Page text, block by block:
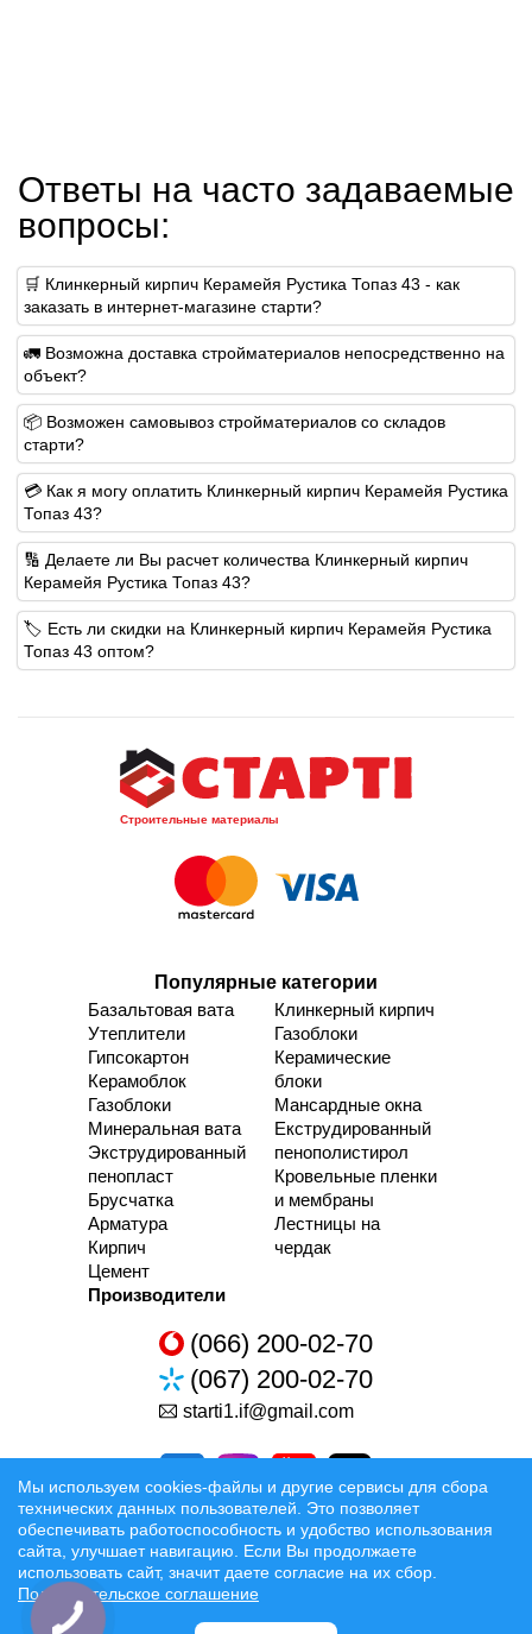
Ответы на часто задаваемые
вопросы:
🛒 Клинкерный кирпич Керамейя Рустика Топаз 43 - как
заказать в интернет-магазине старти?
🚛 Возможна доставка стройматериалов непосредственно на
объект?
📦 Возможен самовывоз стройматериалов со складов
старти?
💳 Как я могу оплатить Клинкерный кирпич Керамейя Рустика
Топаз 43?
🔢 Делаете ли Вы расчет количества Клинкерный кирпич
Керамейя Рустика Топаз 43?
🏷️ Есть ли скидки на Клинкерный кирпич Керамейя Рустика
Топаз 43 оптом?
Строительные материалы
Популярные категории
Базальтовая вата
Утеплители
Гипсокартон
Керамоблок
Газоблоки
Минеральная вата
Экструдированный
пенопласт
Брусчатка
Арматура
Кирпич
Цемент
Клинкерный кирпич
Газоблоки
Керамические
блоки
Мансардные окна
Екструдированный
пенополистирол
Кровельные пленки
и мембраны
Лестницы на
чердак
Производители
(066) 200-02-70
(067) 200-02-70
starti1.if@gmail.com
Разработка та Раскрутка сайтов
Официальные условия
Мы используем cookies-файлы и другие сервисы для сбора
технических данных пользователей. Это позволяет
обеспечивать работоспособность и удобство использования
сайта, улучшает навигацию. Если Вы продолжаете
использовать сайт, значит даете согласие на их сбор.
Пользовательское соглашение